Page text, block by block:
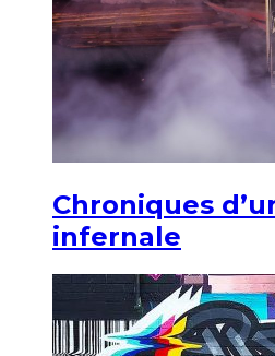
Chroniques
infernale